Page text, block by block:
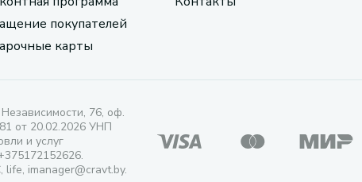
покупателей
карты
76, оф.
от 20.02.2026 УНП
и услуг
imanager@cravt.by.